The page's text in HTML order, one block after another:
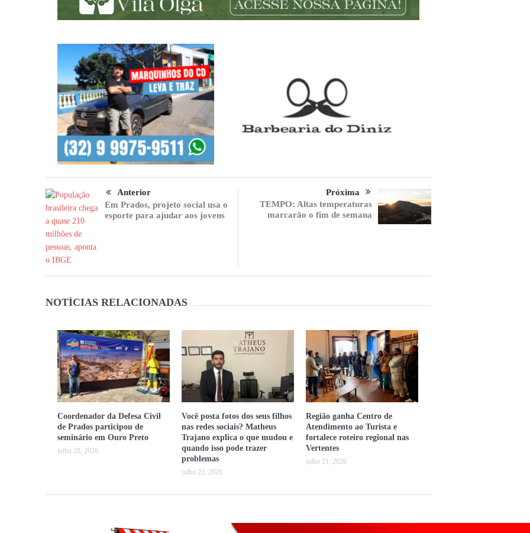
Anterior
Em Prados, projeto social usa o
esporte para ajudar aos jovens
Próxima
TEMPO: Altas temperaturas
marcarão o fim de semana
NOTÍCIAS RELACIONADAS
Coordenador da Defesa Civil
de Prados participou de
seminário em Ouro Preto
julho 28, 2026
Você posta fotos dos seus filhos
nas redes sociais? Matheus
Trajano explica o que mudou e
quando isso pode trazer
problemas
julho 22, 2026
Região ganha Centro de
Atendimento ao Turista e
fortalece roteiro regional nas
Vertentes
julho 21, 2026